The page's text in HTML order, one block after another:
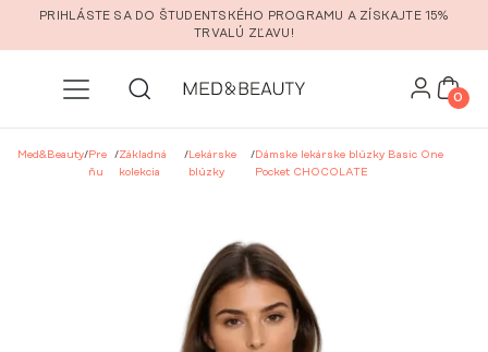
Prejsť na hlavný obsah
PRIHLÁSTE SA DO ŠTUDENTSKÉHO PROGRAMU A ZÍSKAJTE 15%
TRVALÚ ZĽAVU!
0
Med&Beauty/Pre
ňu
/Základná
kolekcia
/Lekárske
blúzky
/Dámske lekárske blúzky Basic One
Pocket CHOCOLATE